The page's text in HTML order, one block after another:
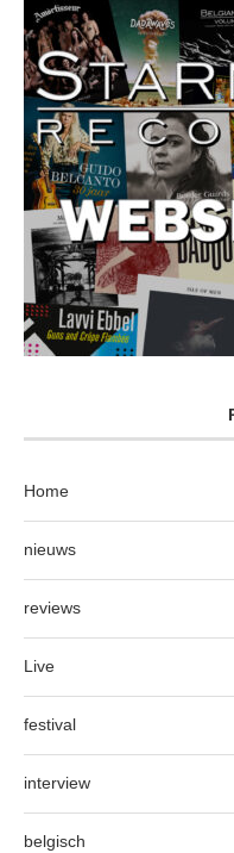
Home
nieuws
reviews
Live
festival
interview
belgisch